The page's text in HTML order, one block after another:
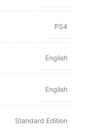
PS4
English
English
Standard Edition